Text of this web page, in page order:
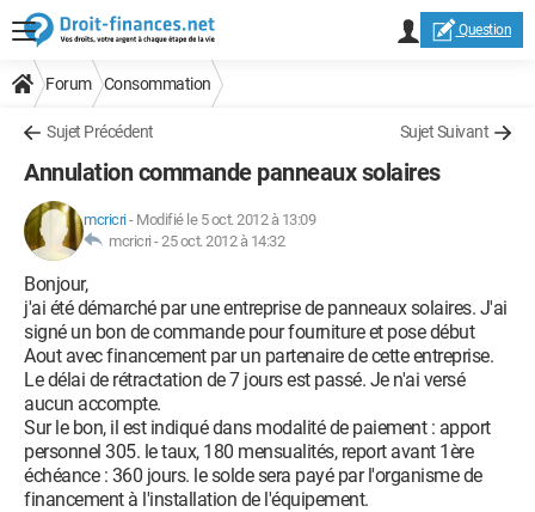
Question
Forum Consommation
Sujet Précédent Sujet Suivant
Annulation commande panneaux solaires
mcricri- Modifié le 5 oct. 2012 à 13:09
mcricri -25 oct. 2012 à 14:32
Bonjour,
j'ai été démarché par une entreprise de panneaux solaires. J'ai
signé un bon de commande pour fourniture et pose début
Aout avec financement par un partenaire de cette entreprise.
Le délai de rétractation de 7 jours est passé. Je n'ai versé
aucun accompte.
Sur le bon, il est indiqué dans modalité de paiement : apport
personnel 305. le taux, 180 mensualités, report avant 1ère
échéance : 360 jours. le solde sera payé par l'organisme de
financement à l'installation de l'équipement.